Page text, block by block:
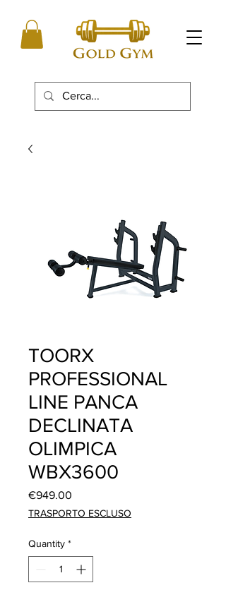
TOORX
PROFESSIONAL
LINE PANCA
DECLINATA
OLIMPICA
WBX3600
€949.00
TRASPORTO ESCLUSO
Quantity *